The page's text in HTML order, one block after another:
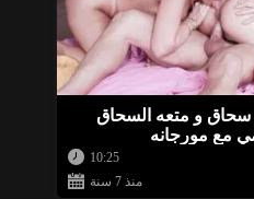
BellaWow
»
BellaWow
سحاق و متعه السحاق
مع مورجانه
10:25
منذ 7 سنة